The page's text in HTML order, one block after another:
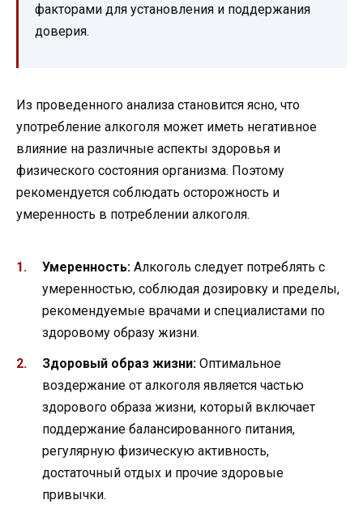
факторами для установления и поддержания
доверия.
Из проведенного анализа становится ясно, что
употребление алкоголя может иметь негативное
влияние на различные аспекты здоровья и
физического состояния организма. Поэтому
рекомендуется соблюдать осторожность и
умеренность в потреблении алкоголя.
Умеренность: Алкоголь следует потреблять с
умеренностью, соблюдая дозировку и пределы,
рекомендуемые врачами и специалистами по
здоровому образу жизни.
Здоровый образ жизни: Оптимальное
воздержание от алкоголя является частью
здорового образа жизни, который включает
поддержание балансированного питания,
регулярную физическую активность,
достаточный отдых и прочие здоровые
привычки.